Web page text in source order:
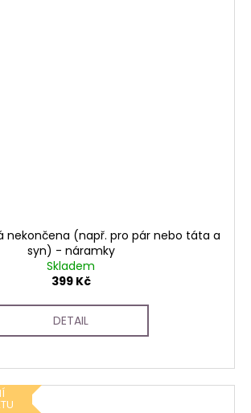
nekončena (např. pro pár nebo táta a
syn) - náramky
Skladem
399 Kč
DETAIL